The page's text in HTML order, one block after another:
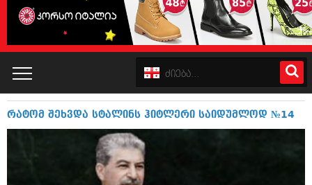
კატალოგი
პოლიტიკა
რატომ შეხვდა სტალინს ჰიტლერი საიდუმლოდ №14